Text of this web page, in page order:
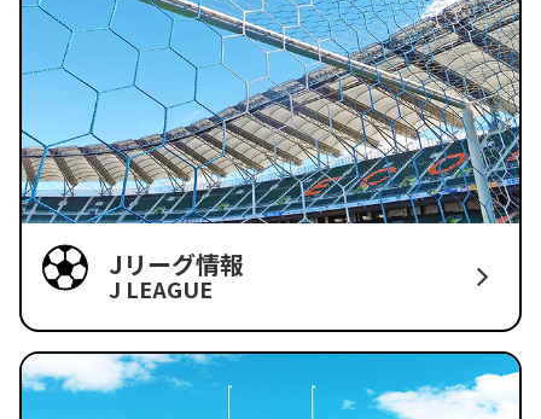
Jリーグ情報
J LEAGUE